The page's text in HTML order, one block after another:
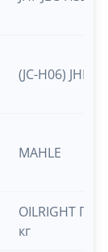
(JC-H06) JHF
MAHLE
OILRIGHT
кг